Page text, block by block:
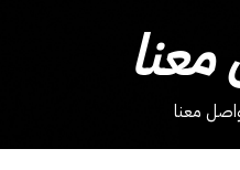
معنا